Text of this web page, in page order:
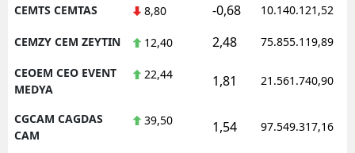
CEMTS CEMTAS 8,80 -0,68 10.140.121,52
CEMZY CEM ZEYTIN 12,40 2,48 75.855.119,89
CEOEM CEO EVENT
MEDYA
22,44 1,81 21.561.740,90
CGCAM CAGDAS
CAM
39,50 1,54 97.549.317,16